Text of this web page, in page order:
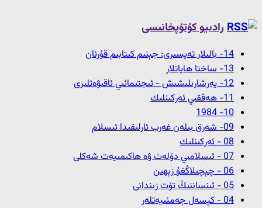
رادىيو كۇتۇپخانىسى
14- بالىلار تەپسىرى: جېنىم كىتابىم قۇرئان
13- ﺳﺎﺧﺘﺎ ﮪﺎﻳﺎﺗﻼﺭ
12- ﻳﻪﺭﺷﺎﺭﯨﻠﯩﺸﯩﺶ - ﺋﯩﺠﺘﯩﻤﺎﺋﯩﻲ ﺋﺎﻗﯩﯟﻩﺗﻠﯩﺮﻯ
11- ﮪﻪﻗﻘﯩﻲ ﺋﻪﺭﻛﯩﻨﻠﯩﻚ
10- 1984
09- شەرق بىلەن غەرب ئارلىقىدا ئىسلام
08 - ﺋﻪﺭﻛﯩﻨﻠﯩﻚ
07 - ئىسلامىي دۆلەت ۋە ھاكىمىيەت شەكلى
06 - چېچىلاڭغۇ زېھىن
05 - ئىنساننىڭ تۆت زىندانى
04 - كېسەل جەمئىيەتلەر